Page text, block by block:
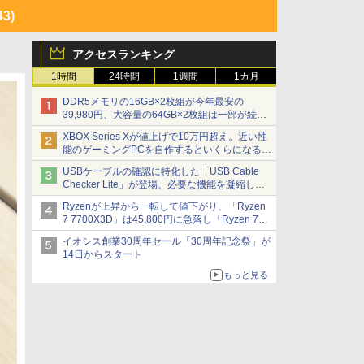
アクセスランキング
1時間 24時間 1週間 1カ月
DDR5メモリの16GB×2枚組が今年最安の
39,980円、大容量の64GB×2枚組は一部が続騰
[8月前半のメモリ価格]
XBOX Series Xが値上げで10万円超え。近い性
能のゲーミングPCを自作するといくらになる？
【石田賀津男の『酒の肴にPCゲーム』】
USBケーブルの確認に特化した「USB Cable
Checker Lite」が登場、必要な機能を凝縮しコ
ンパクトに 7日発売
Ryzenが上昇から一転して値下がり、「Ryzen
7 7700X3D」は45,800円に急落し「Ryzen 7
7800X3D」との価格逆転解消 [8月前半のCPU
価格]
イオシス創業30周年セール「30周年記念祭」が
14日からスタート
もっと見る